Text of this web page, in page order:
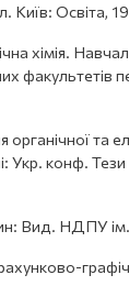
Київ: Освіта,
хімія.
та
Укр. конф.
Вид. НДПУ